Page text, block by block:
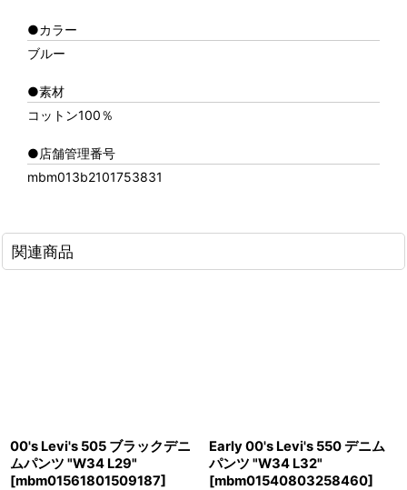
●カラー
ブルー
●素材
コットン100％
●店舗管理番号
mbm013b2101753831
関連商品
00's Levi's 505 ブラックデニ
ムパンツ "W34 L29"
[mbm01561801509187]
Early 00's Levi's 550 デニム
パンツ "W34 L32"
[mbm01540803258460]